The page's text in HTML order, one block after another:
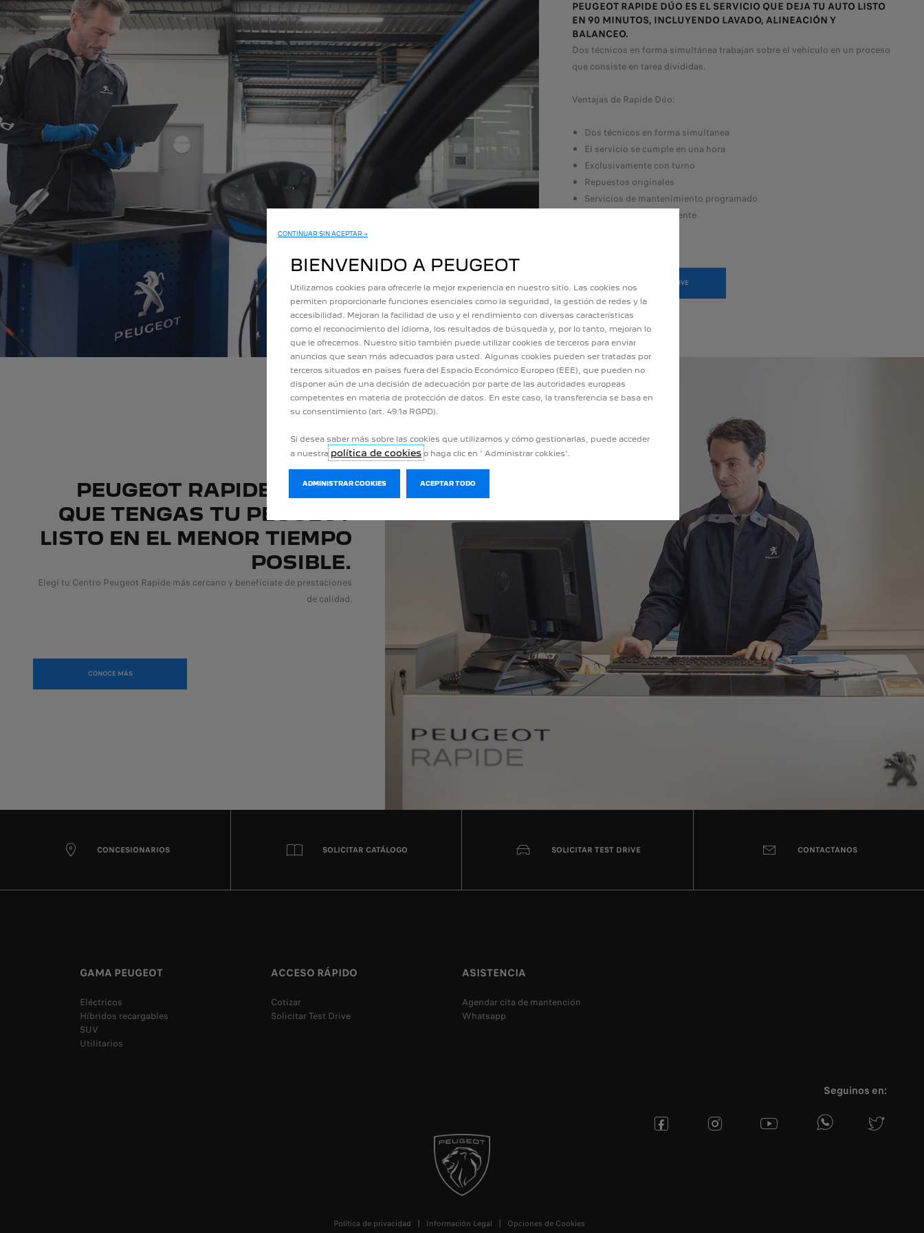
PEUGEOT RAPIDE DÚO ES EL SERVICIO QUE DEJA TU AUTO LISTO
EN 90 MINUTOS, INCLUYENDO LAVADO, ALINEACIÓN Y
BALANCEO.
Dos técnicos en forma simultánea trabajan sobre el vehículo en un proceso
que consiste en tarea divididas.
Ventajas de Rapide Dúo:
Dos técnicos en forma simultanea
El servicio se cumple en una hora
Exclusivamente con turno
Repuestos originales
Servicios de mantenimiento programado
Café + Wi Fi para el cliente
SOLICITÁ UN TEST DRIVE
PEUGEOT RAPIDE : PARA
QUE TENGAS TU PEUGEOT
LISTO EN EL MENOR TIEMPO
POSIBLE.
Elegí tu Centro Peugeot Rapide más cercano y benefíciate de prestaciones
de calidad.
CONOCE MÁS
CONCESIONARIOS SOLICITAR CATÁLOGO SOLICITAR TEST DRIVE CONTACTANOS
GAMA PEUGEOT
Eléctricos
Híbridos recargables
SUV
Utilitarios
ACCESO RÁPIDO
Cotizar
Solicitar Test Drive
ASISTENCIA
Agendar cita de mantención
Whatsapp
Seguinos en:
Política de privacidad Información Legal Opciones de Cookies
CONTINUAR SIN ACEPTAR →
BIENVENIDO A PEUGEOT
Utilizamos cookies para ofrecerle la mejor experiencia en nuestro sitio. Las cookies nos
permiten proporcionarle funciones esenciales como la seguridad, la gestión de redes y la
accesibilidad. Mejoran la facilidad de uso y el rendimiento con diversas características
como el reconocimiento del idioma, los resultados de búsqueda y, por lo tanto, mejoran lo
que le ofrecemos. Nuestro sitio también puede utilizar cookies de terceros para enviar
anuncios que sean más adecuados para usted. Algunas cookies pueden ser tratadas por
terceros situados en países fuera del Espacio Económico Europeo (EEE), que pueden no
disponer aún de una decisión de adecuación por parte de las autoridades europeas
competentes en materia de protección de datos. En este caso, la transferencia se basa en
su consentimiento (art. 49.1a RGPD).
Si desea saber más sobre las cookies que utilizamos y cómo gestionarlas, puede acceder
a nuestra política de cookies o haga clic en ' Administrar cokkies'.
ADMINISTRAR COOKIES ACEPTAR TODO